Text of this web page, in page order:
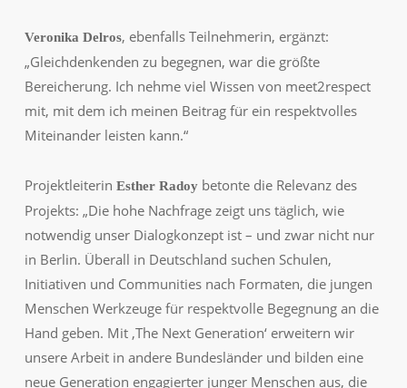
Veronika Delros, ebenfalls Teilnehmerin, ergänzt:
„Gleichdenkenden zu begegnen, war die größte
Bereicherung. Ich nehme viel Wissen von meet2respect
mit, mit dem ich meinen Beitrag für ein respektvolles
Miteinander leisten kann.“
Projektleiterin Esther Radoybetonte die Relevanz des
Projekts: „Die hohe Nachfrage zeigt uns täglich, wie
notwendig unser Dialogkonzept ist – und zwar nicht nur
in Berlin. Überall in Deutschland suchen Schulen,
Initiativen und Communities nach Formaten, die jungen
Menschen Werkzeuge für respektvolle Begegnung an die
Hand geben. Mit ‚The Next Generation‘ erweitern wir
unsere Arbeit in andere Bundesländer und bilden eine
neue Generation engagierter junger Menschen aus, die